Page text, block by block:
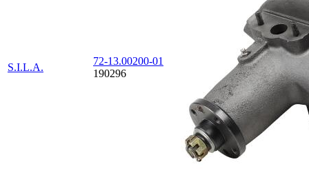
S.I.L.A.
72-13.00200-01
190296